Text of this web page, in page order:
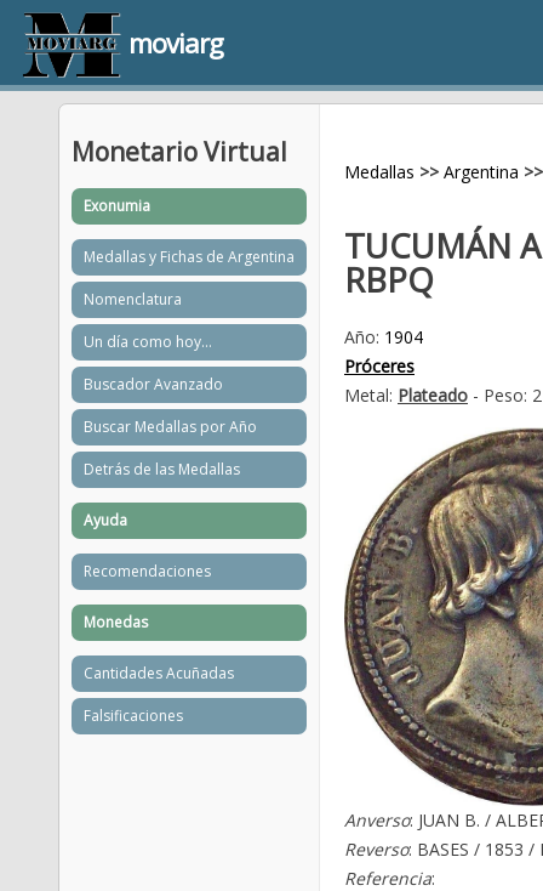
moviarg
Medallas >> Argentina >>
TUCUMÁN
RBPQ
Año: 1904
Próceres
Metal: Plateado - Peso:
Anverso: JUAN B. /
Reverso: BASES / 1853
Referencia:
Monetario Virtual
Exonumia
Medallas y Fichas de Argentina
Nomenclatura
Un día como hoy...
Buscador Avanzado
Buscar Medallas por Año
Detrás de las Medallas
Ayuda
Recomendaciones
Monedas
Cantidades Acuñadas
Falsificaciones